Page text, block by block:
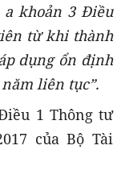
khoản 3 Điều
từ khi thành
dụng ổn định
liên tục”.
1 Thông tư
của Bộ Tài